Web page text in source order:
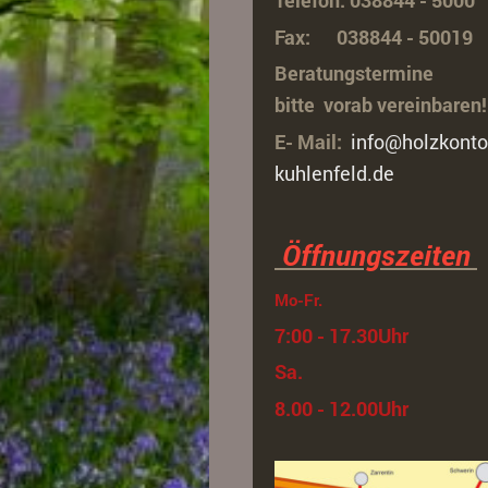
Fax: 038844 - 50019
Beratungstermine
bitte vorab vereinbaren!
E- Mail:
kuhlenfeld.de
Öffnungszeiten
Mo-Fr.
7:00 - 17.30Uhr
Sa.
8.00 - 12.00Uhr